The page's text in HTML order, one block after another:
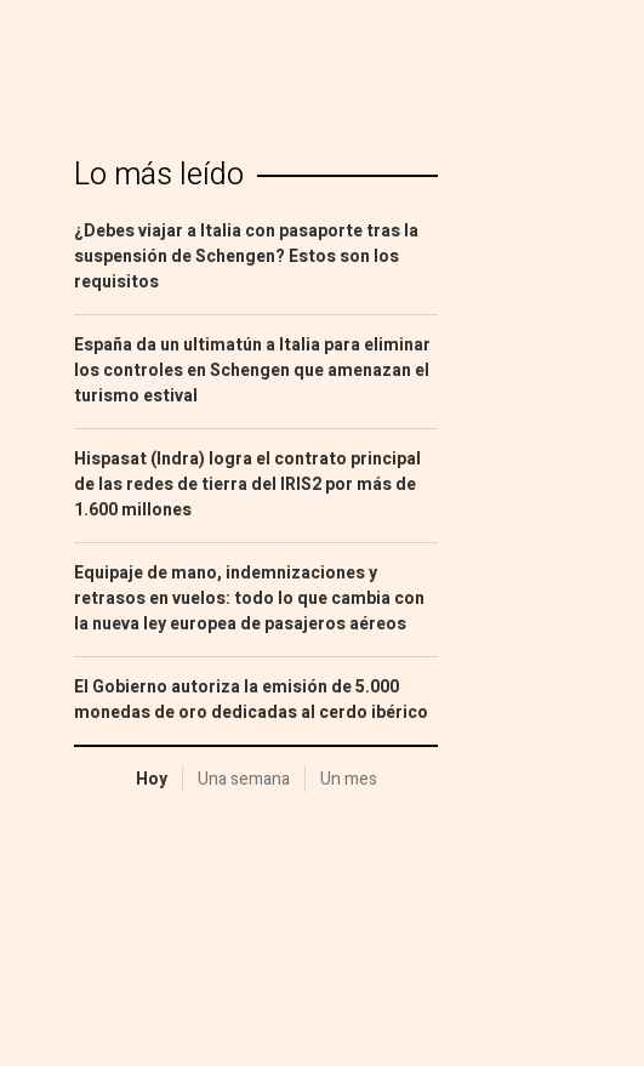
Lo más leído
¿Debes viajar a Italia con pasaporte tras la
suspensión de Schengen? Estos son los
requisitos
España da un ultimatún a Italia para eliminar
los controles en Schengen que amenazan el
turismo estival
Hispasat (Indra) logra el contrato principal
de las redes de tierra del IRIS2 por más de
1.600 millones
Equipaje de mano, indemnizaciones y
retrasos en vuelos: todo lo que cambia con
la nueva ley europea de pasajeros aéreos
El Gobierno autoriza la emisión de 5.000
monedas de oro dedicadas al cerdo ibérico
Hoy Una semana Un mes